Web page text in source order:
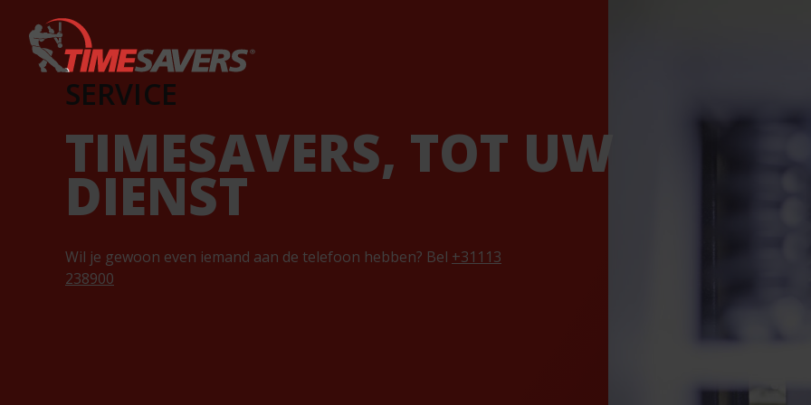
Keyword
SERVICE
TIMESAVERS, TOT UW
DIENST
Wil je gewoon even iemand aan de telefoon hebben? Bel +31113
238900